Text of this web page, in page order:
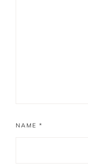
NAME *